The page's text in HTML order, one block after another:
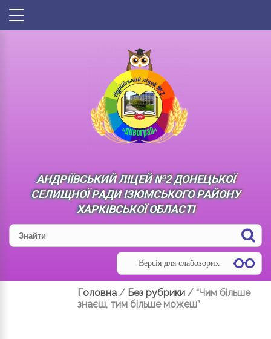
АНДРІЇВСЬКИЙ ЛІЦЕЙ №2 ДОНЕЦЬКОЇ
СЕЛИЩНОЇ РАДИ ІЗЮМСЬКОГО РАЙОНУ
ХАРКІВСЬКОЇ ОБЛАСТІ
Версія для слабозорих
Головна / Без рубрики / “Чим більше
знаєш, тим більше можеш”